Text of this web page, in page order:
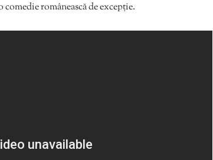
românească de excepție.